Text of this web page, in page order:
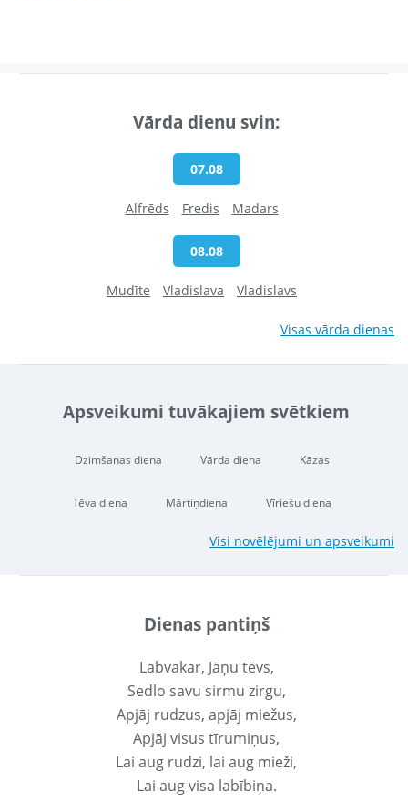
Vārda dienu svin:
07.08
Alfrēds Fredis Madars
08.08
Mudīte Vladislava Vladislavs
Visas vārda dienas
Apsveikumi tuvākajiem svētkiem
Dzimšanas diena Vārda diena Kāzas
Tēva diena Mārtiņdiena Vīriešu diena
Visi novēlējumi un apsveikumi
Dienas pantiņš
Labvakar, Jāņu tēvs,
Sedlo savu sirmu zirgu,
Apjāj rudzus, apjāj miežus,
Apjāj visus tīrumiņus,
Lai aug rudzi, lai aug mieži,
Lai aug visa labībiņa.